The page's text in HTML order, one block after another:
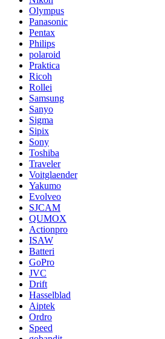
Olympus
Panasonic
Pentax
Philips
polaroid
Praktica
Ricoh
Rollei
Samsung
Sanyo
Sigma
Sipix
Sony
Toshiba
Traveler
Voitglaender
Yakumo
Evolveo
SJCAM
QUMOX
Actionpro
ISAW
Batteri
GoPro
JVC
Drift
Hasselblad
Aiptek
Ordro
Speed